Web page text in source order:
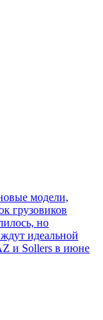
модели,
грузовиков
но
идеальной
и Sollers в июне